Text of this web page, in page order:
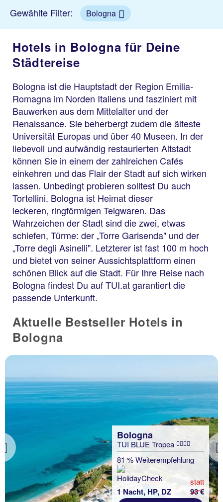
Gewählte Filter: Bologna
Hotels in Bologna für Deine
Städtereise
Bologna ist die Hauptstadt der Region Emilia-
Romagna im Norden Italiens und fasziniert mit
Bauwerken aus dem Mittelalter und der
Renaissance. Sie beherbergt zudem die älteste
Universität Europas und über 40 Museen. In der
liebevoll und aufwändig restaurierten Altstadt
können Sie in einem der zahlreichen Cafés
einkehren und das Flair der Stadt auf sich wirken
lassen. Unbedingt probieren solltest Du auch
Tortellini. Bologna ist Heimat dieser
leckeren, ringförmigen Teigwaren. Das
Wahrzeichen der Stadt sind die zwei, etwas
schiefen, Türme: der „Torre Garisenda" und der
„Torre degli Asinelli". Letzterer ist fast 100 m hoch
und bietet von seiner Aussichtsplattform einen
schönen Blick auf die Stadt. Für Ihre Reise nach
Bologna findest Du auf TUI.at garantiert die
passende Unterkunft.
Aktuelle Bestseller Hotels in
Bologna
Previous
Bologna
TUI BLUE Tropea
81 % Weiterempfehlung
1 Nacht, HP, DZ
statt
93 €